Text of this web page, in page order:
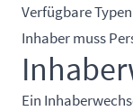
Verfügbare
Inhaber muss
Ein